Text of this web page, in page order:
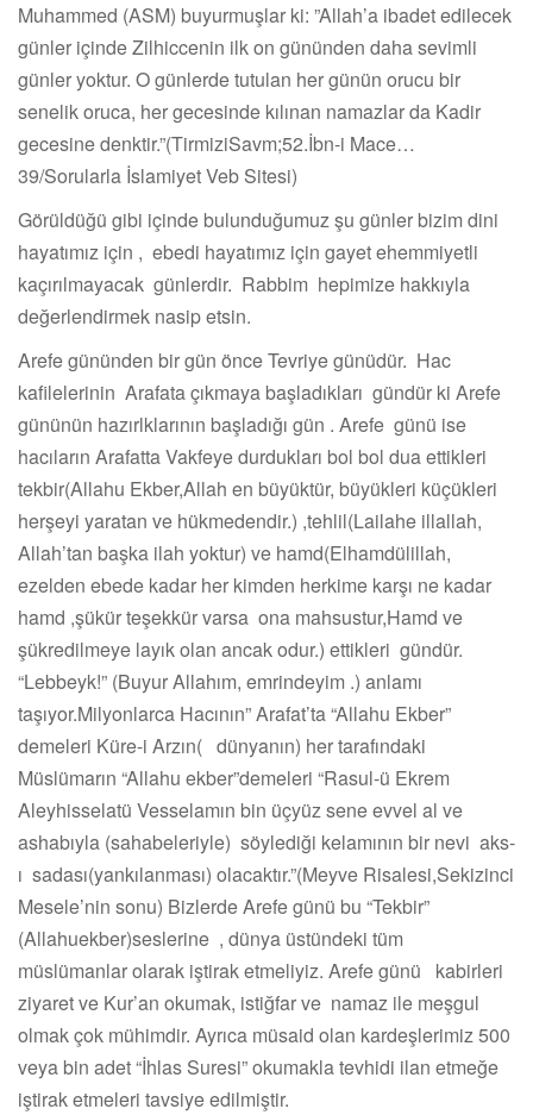
Muhammed (ASM) buyurmuşlar ki: ”Allah’a ibadet edilecek
günler içinde Zilhiccenin ilk on gününden daha sevimli
günler yoktur. O günlerde tutulan her günün orucu bir
senelik oruca, her gecesinde kılınan namazlar da Kadir
gecesine denktir.”(TirmiziSavm;52.İbn-i Mace…
39/Sorularla İslamiyet Veb Sitesi)
Görüldüğü gibi içinde bulunduğumuz şu günler bizim dini
hayatımız için , ebedi hayatımız için gayet ehemmiyetli
kaçırılmayacak günlerdir. Rabbim hepimize hakkıyla
değerlendirmek nasip etsin.
Arefe gününden bir gün önce Tevriye günüdür. Hac
kafilelerinin Arafata çıkmaya başladıkları gündür ki Arefe
gününün hazırlklarının başladığı gün . Arefe günü ise
hacıların Arafatta Vakfeye durdukları bol bol dua ettikleri
tekbir(Allahu Ekber,Allah en büyüktür, büyükleri küçükleri
herşeyi yaratan ve hükmedendir.) ,tehlil(Lailahe illallah,
Allah’tan başka ilah yoktur) ve hamd(Elhamdülillah,
ezelden ebede kadar her kimden herkime karşı ne kadar
hamd ,şükür teşekkür varsa ona mahsustur,Hamd ve
şükredilmeye layık olan ancak odur.) ettikleri gündür.
“Lebbeyk!” (Buyur Allahım, emrindeyim .) anlamı
taşıyor.Milyonlarca Hacının” Arafat’ta “Allahu Ekber”
demeleri Küre-i Arzın( dünyanın) her tarafındaki
Müslümarın “Allahu ekber”demeleri “Rasul-ü Ekrem
Aleyhisselatü Vesselamın bin üçyüz sene evvel al ve
ashabıyla (sahabeleriyle) söylediği kelamının bir nevi aks-
ı sadası(yankılanması) olacaktır.”(Meyve Risalesi,Sekizinci
Mesele’nin sonu) Bizlerde Arefe günü bu “Tekbir”
(Allahuekber)seslerine , dünya üstündeki tüm
müslümanlar olarak iştirak etmeliyiz. Arefe günü kabirleri
ziyaret ve Kur’an okumak, istiğfar ve namaz ile meşgul
olmak çok mühimdir. Ayrıca müsaid olan kardeşlerimiz 500
veya bin adet “İhlas Suresi” okumakla tevhidi ilan etmeğe
iştirak etmeleri tavsiye edilmiştir.